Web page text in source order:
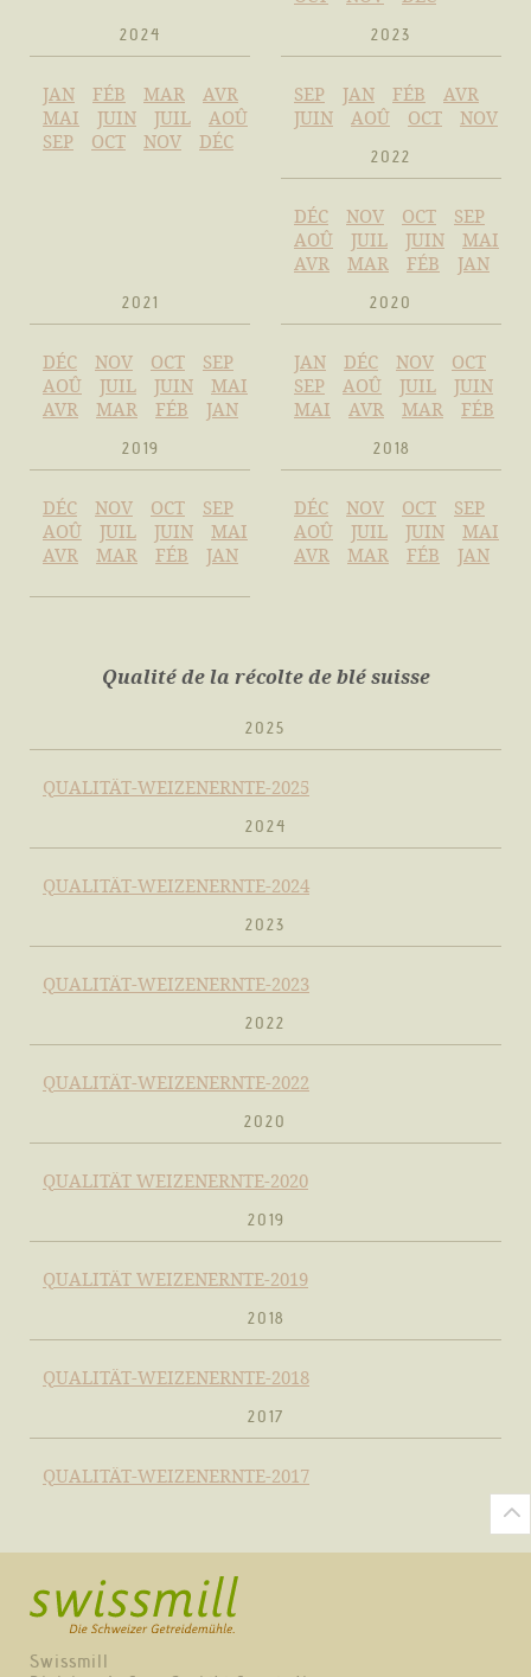
2024
JAN FÉB MAR
AVR
MAI
JUIN JUIL
AOÛ
SEP
OCT NOV DÉC
2023
SEP JAN FÉB
AVR
JUIN
AOÛ OCT NOV
2022
DÉC NOV OCT
SEP
AOÛ
JUIL JUIN
MAI
AVR
MAR FÉB JAN
2021
DÉC NOV OCT
SEP
AOÛ
JUIL JUIN
MAI
AVR
MAR FÉB JAN
2020
JAN DÉC NOV
OCT
SEP
AOÛ JUIL
JUIN
MAI
AVR MAR FÉB
2019
DÉC NOV OCT
SEP
AOÛ
JUIL JUIN
MAI
AVR
MAR FÉB JAN
2018
DÉC NOV OCT
SEP
AOÛ
JUIL JUIN
MAI
AVR
MAR FÉB JAN
Qualité de la récolte de blé suisse
2025
QUALITÄT-WEIZENERNTE-2025
2024
QUALITÄT-WEIZENERNTE-2024
2023
QUALITÄT-WEIZENERNTE-2023
2022
QUALITÄT-WEIZENERNTE-2022
2020
QUALITÄT WEIZENERNTE-2020
2019
QUALITÄT WEIZENERNTE-2019
2018
QUALITÄT-WEIZENERNTE-2018
2017
QUALITÄT-WEIZENERNTE-2017
Swissmill